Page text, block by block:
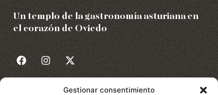
Gestionar consentimiento
Un templo de la gastronomía asturiana en
el corazón de Oviedo